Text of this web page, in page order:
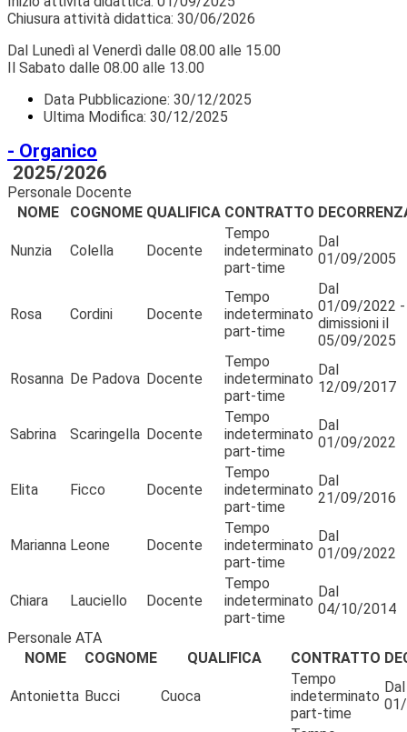
Chiusura attività didattica: 30/06/2026
Dal Lunedì al Venerdì dalle 08.00 alle 15.00
Il Sabato dalle 08.00 alle 13.00
Data Pubblicazione: 30/12/2025
Ultima Modifica: 30/12/2025
- Organico
2025/2026
Personale Docente
NOME
COGNOME QUALIFICA CONTRATTO
Nunzia Colella Docente
Tempo
indeterminato
part-time
Dal
01/09/2005
Rosa Cordini Docente
Tempo
indeterminato
part-time
Dal
01/09/2022 -
dimissioni il
05/09/2025
Rosanna De Padova Docente
Tempo
indeterminato
part-time
Dal
12/09/2017
Sabrina Scaringella Docente
Tempo
indeterminato
part-time
Dal
01/09/2022
Elita Ficco Docente
Tempo
indeterminato
part-time
Dal
21/09/2016
Marianna Leone Docente
Tempo
indeterminato
part-time
Dal
01/09/2022
Chiara Lauciello Docente
Tempo
indeterminato
part-time
Dal
04/10/2014
Personale ATA
NOME
COGNOME QUALIFICA CONTRATTO
Antonietta Bucci Cuoca
Tempo
indeterminato
part-time
Dal